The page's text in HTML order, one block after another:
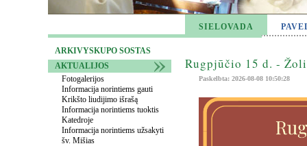
SIELOVADA
ARKIVYSKUPO SOSTAS
AKTUALIJOS
Fotogalerijos
Informacija norintiems gauti
Krikšto liudijimo išrašą
Informacija norintiems tuoktis
Katedroje
Informacija norintiems užsakyti
šv. Mišias
Rugpjūčio 15 d. -
Paskelbta: 2026-08-08 10:50:28